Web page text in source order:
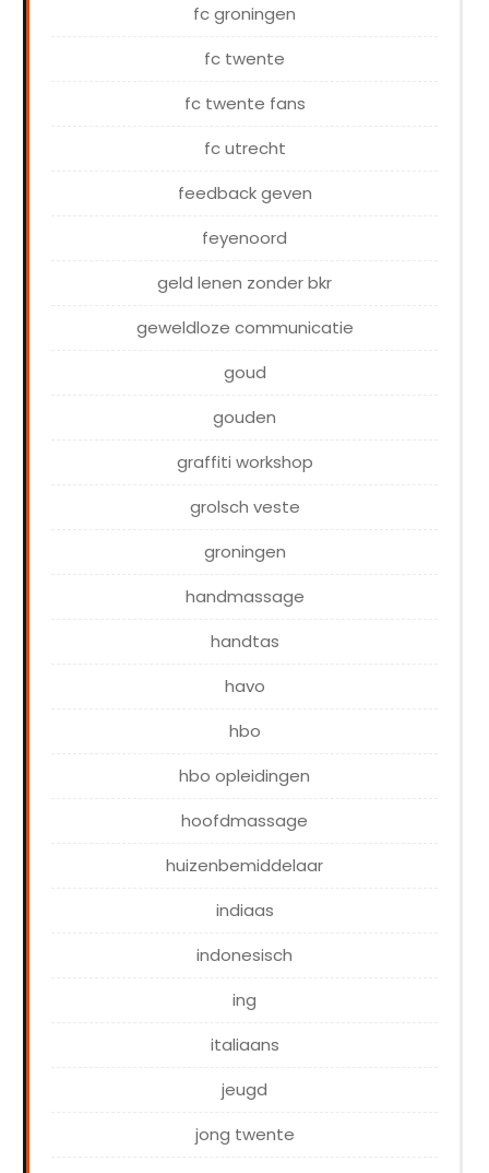
fc groningen
fc twente
fc twente fans
fc utrecht
feedback geven
feyenoord
geld lenen zonder bkr
geweldloze communicatie
goud
gouden
graffiti workshop
grolsch veste
groningen
handmassage
handtas
havo
hbo
hbo opleidingen
hoofdmassage
huizenbemiddelaar
indiaas
indonesisch
ing
italiaans
jeugd
jong twente